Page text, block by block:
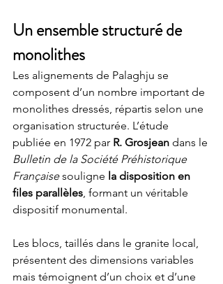
Un ensemble structuré de
monolithes
Les alignements de Palaghju se
composent d’un nombre important de
monolithes dressés, répartis selon une
organisation structurée. L’étude
publiée en 1972 par R. Grosjean dans le
Bulletin de la Société Préhistorique
Française souligne la disposition en
files parallèles, formant un véritable
dispositif monumental.
Les blocs, taillés dans le granite local,
présentent des dimensions variables
mais témoignent d’un choix et d’une